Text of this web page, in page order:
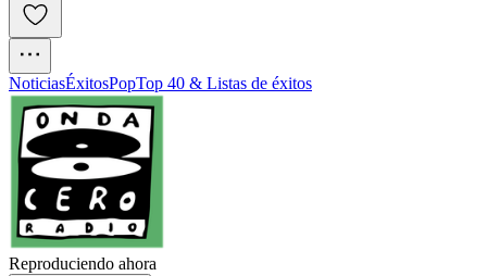
NoticiasÉxitosPopTop 40 & Listas de éxitos
Reproduciendo ahora